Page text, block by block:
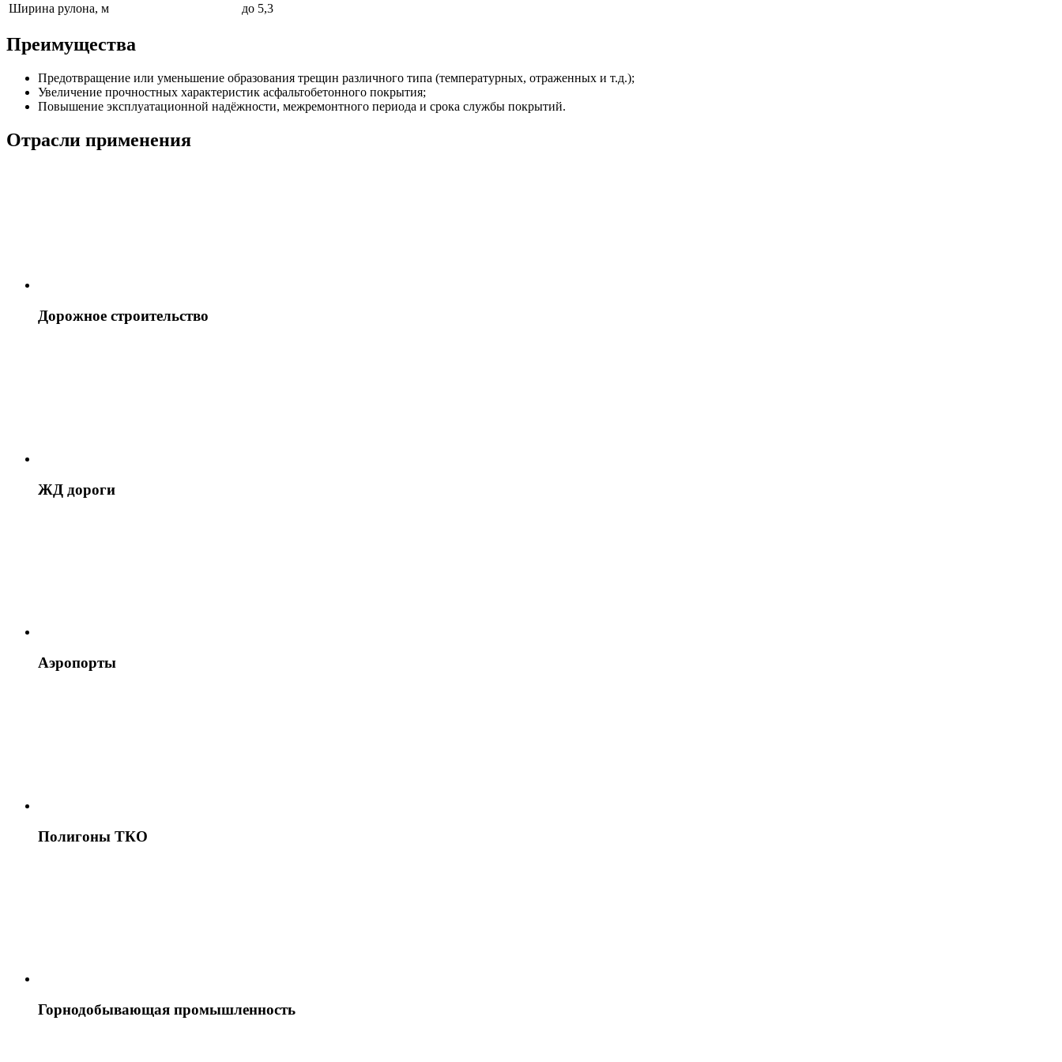
Ширина рулона, м до 5,3
Преимущества
Предотвращение или уменьшение образования трещин различного типа (температурных, отраженных и т.д.);
Увеличение прочностных характеристик асфальтобетонного покрытия;
Повышение эксплуатационной надёжности, межремонтного периода и срока службы покрытий.
Отрасли применения
Дорожное строительство
ЖД дороги
Аэропорты
Полигоны ТКО
Горнодобывающая промышленность